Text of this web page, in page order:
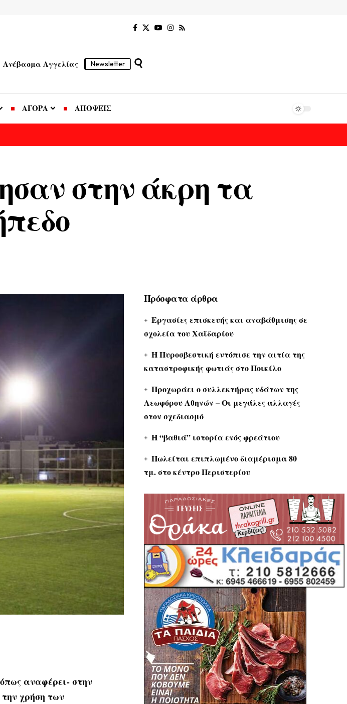
Ανέβασμα Αγγελίας Newsletter
ΑΓΟΡΑ ΑΠΟΨΕΙΣ
στην άκρη τα
αναφέρει- στην
χρήση των
Πρόσφατα άρθρα
Εργασίες επισκευής και αναβάθμισης σε
σχολεία του Χαϊδαρίου
Η Πυροσβεστική εντόπισε την αιτία της
καταστροφικής φωτιάς στο Ποικίλο
Προχωράει ο συλλεκτήρας υδάτων της
Λεωφόρου Αθηνών – Οι μεγάλες αλλαγές
στον σχεδιασμό
Η “βαθιά” ιστορία ενός φρεάτιου
Πωλείται επιπλωμένο διαμέρισμα 80
τμ. στο κέντρο Περιστερίου